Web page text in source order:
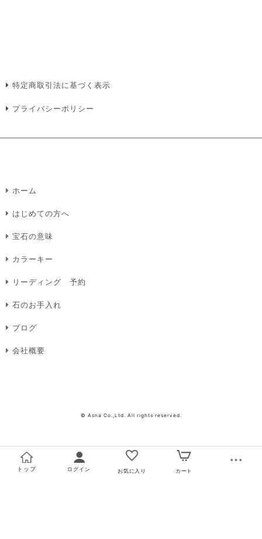
特定商取引法に基づく表示
プライバシーポリシー
ホーム
はじめての方へ
宝石の意味
カラーキー
リーディング 予約
石のお手入れ
ブログ
会社概要
© Asna Co.,Ltd. All rights reserved.
トップ ログイン お気に入り カート